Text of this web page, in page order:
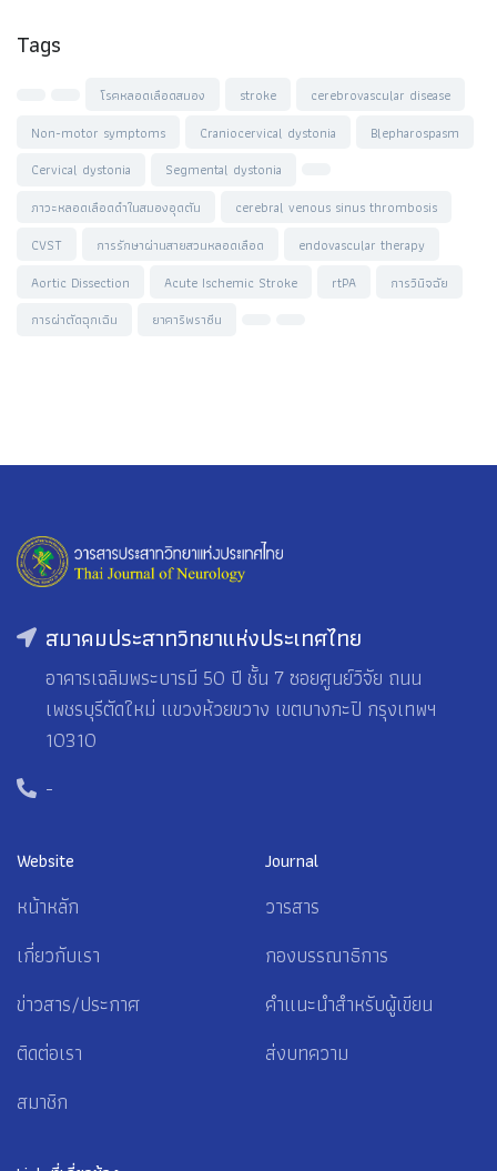
Tags
โรคหลอดเลือดสมอง stroke
cerebrovascular disease
Non-motor symptoms
Craniocervical dystonia
Blepharospasm
Cervical dystonia
Segmental dystonia
ภาวะหลอดเลือดดำในสมองอุดตัน
cerebral venous sinus thrombosis
CVST
การรักษาผ่านสายสวนหลอดเลือด
endovascular therapy
Aortic Dissection
Acute Ischemic Stroke rtPA
การวินิจฉัย
การผ่าตัดฉุกเฉิน
ยาคาริพราซีน
สมาคมประสาทวิทยาแห่งประเทศไทย
อาคารเฉลิมพระบารมี 50 ปี ชั้น 7 ซอยศูนย์วิจัย ถนน
เพชรบุรีตัดใหม่ แขวงห้วยขวาง เขตบางกะปิ กรุงเทพฯ
10310
-
Website
หน้าหลัก
เกี่ยวกับเรา
ข่าวสาร/ประกาศ
ติดต่อเรา
สมาชิก
Journal
วารสาร
กองบรรณาธิการ
คำแนะนำสำหรับผู้เขียน
ส่งบทความ